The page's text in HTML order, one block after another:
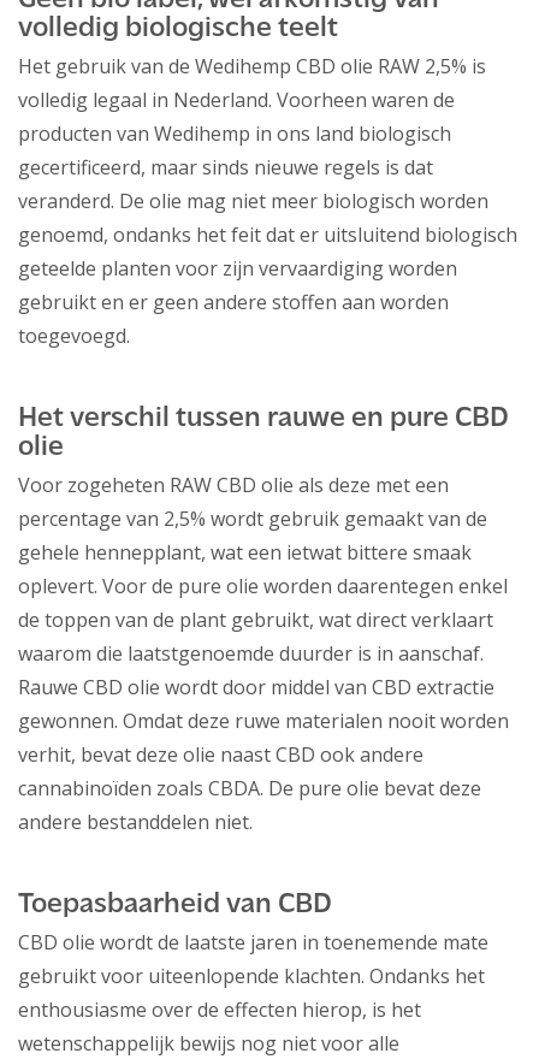
volledig biologische teelt
Het gebruik van de Wedihemp CBD olie RAW 2,5% is
volledig legaal in Nederland. Voorheen waren de
producten van Wedihemp in ons land biologisch
gecertificeerd, maar sinds nieuwe regels is dat
veranderd. De olie mag niet meer biologisch worden
genoemd, ondanks het feit dat er uitsluitend biologisch
geteelde planten voor zijn vervaardiging worden
gebruikt en er geen andere stoffen aan worden
toegevoegd.
Het verschil tussen rauwe en pure CBD
olie
Voor zogeheten RAW CBD olie als deze met een
percentage van 2,5% wordt gebruik gemaakt van de
gehele hennepplant, wat een ietwat bittere smaak
oplevert. Voor de pure olie worden daarentegen enkel
de toppen van de plant gebruikt, wat direct verklaart
waarom die laatstgenoemde duurder is in aanschaf.
Rauwe CBD olie wordt door middel van CBD extractie
gewonnen. Omdat deze ruwe materialen nooit worden
verhit, bevat deze olie naast CBD ook andere
cannabinoïden zoals CBDA. De pure olie bevat deze
andere bestanddelen niet.
Toepasbaarheid van CBD
CBD olie wordt de laatste jaren in toenemende mate
gebruikt voor uiteenlopende klachten. Ondanks het
enthousiasme over de effecten hierop, is het
wetenschappelijk bewijs nog niet voor alle